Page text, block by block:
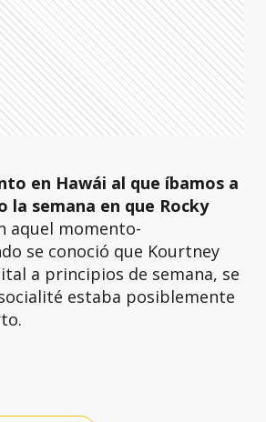
en Hawái al que íbamos a
la semana en que Rocky
aquel momento-
se conoció que Kourtney
a principios de semana, se
estaba posiblemente